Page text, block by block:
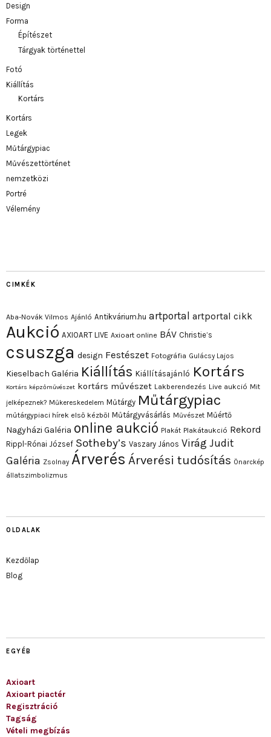
Design
Forma
Építészet
Tárgyak történettel
Fotó
Kiállítás
Kortárs
Kortárs
Legek
Műtárgypiac
Művészettörténet
nemzetközi
Portré
Vélemény
CIMKÉK
Aba-Novák Vilmos Ajánló Antikvárium.hu artportal artportal cikk
Aukció AXIOART LIVE Axioart online BÁV Christie’s
csuszga design Festészet Fotográfia Gulácsy Lajos
Kieselbach Galéria Kiállítás Kiállításajánló Kortárs
Kortárs képzőművészet kortárs művészet Lakberendezés Live aukció Mit
jelképeznek? Műkereskedelem Műtárgy Műtárgypiac
műtárgypiaci hírek első kézből Műtárgyvásárlás Művészet Műértő
Nagyházi Galéria online aukció Plakát Plakátaukció Rekord
Rippl-Rónai József Sotheby’s Vaszary János Virág Judit
Galéria Zsolnay Árverés Árverési tudósítás Önarckép
állatszimbolizmus
OLDALAK
Kezdőlap
Blog
EGYÉB
Axioart
Axioart piactér
Regisztráció
Tagság
Vételi megbízás